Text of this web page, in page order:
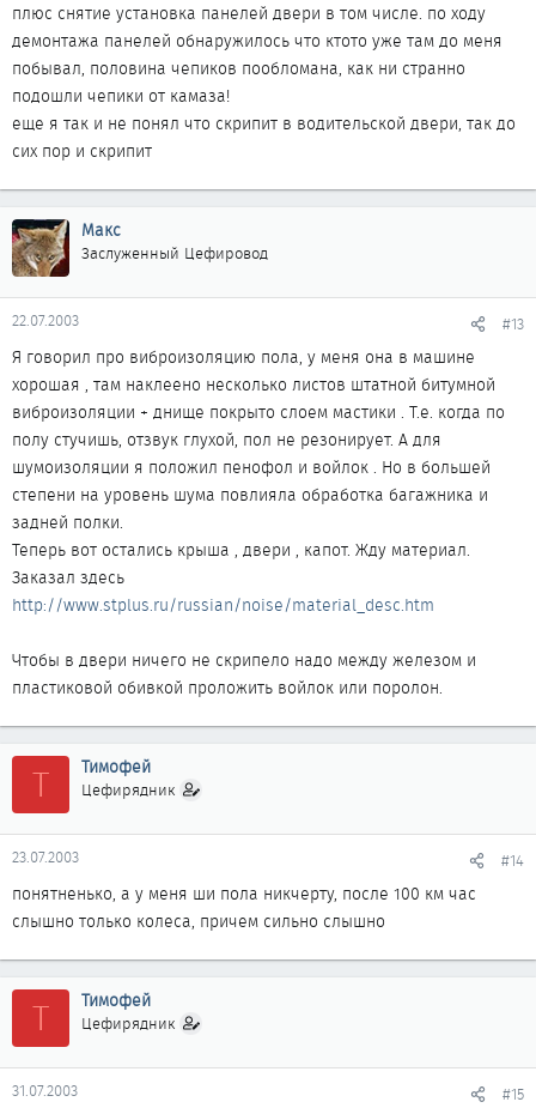
плюс снятие установка панелей двери в том числе. по ходу
демонтажа панелей обнаружилось что ктото уже там до меня
побывал, половина чепиков пообломана, как ни странно
подошли чепики от камаза!
еще я так и не понял что скрипит в водительской двери, так до
сих пор и скрипит
Макс
Заслуженный Цефировод
22.07.2003 #13
Я говорил про виброизоляцию пола, у меня она в машине
хорошая , там наклеено несколько листов штатной битумной
виброизоляции + днище покрыто слоем мастики . Т.е. когда по
полу стучишь, отзвук глухой, пол не резонирует. А для
шумоизоляции я положил пенофол и войлок . Но в большей
степени на уровень шума повлияла обработка багажника и
задней полки.
Теперь вот остались крыша , двери , капот. Жду материал.
Заказал здесь
http://www.stplus.ru/russian/noise/material_desc.htm
Чтобы в двери ничего не скрипело надо между железом и
пластиковой обивкой проложить войлок или поролон.
Т Тимофей
Цефирядник
23.07.2003 #14
понятненько, а у меня ши пола никчерту, после 100 км час
слышно только колеса, причем сильно слышно
Т Тимофей
Цефирядник
31.07.2003 #15